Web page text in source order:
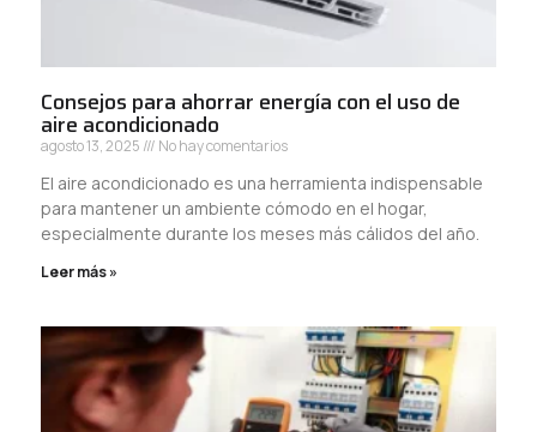
Consejos para ahorrar energía con el uso de
aire acondicionado
agosto 13, 2025 No hay comentarios
El aire acondicionado es una herramienta indispensable
para mantener un ambiente cómodo en el hogar,
especialmente durante los meses más cálidos del año.
Leer más »